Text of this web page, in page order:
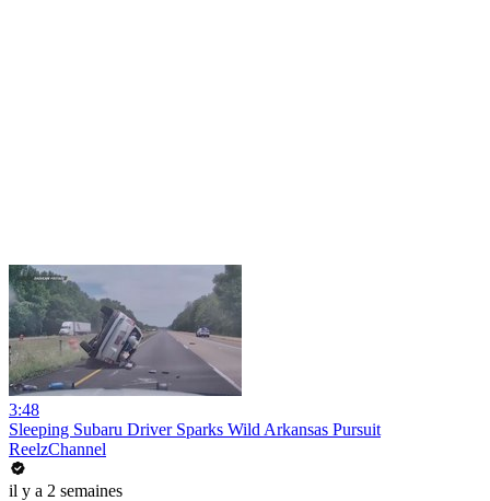
3:48
Sleeping Subaru Driver Sparks Wild Arkansas Pursuit
ReelzChannel
il y a 2 semaines